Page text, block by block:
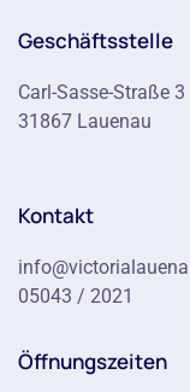
Geschäftsstelle
Carl-Sasse-Straße 3
31867 Lauenau
Kontakt
05043 / 2021
Öffnungszeiten